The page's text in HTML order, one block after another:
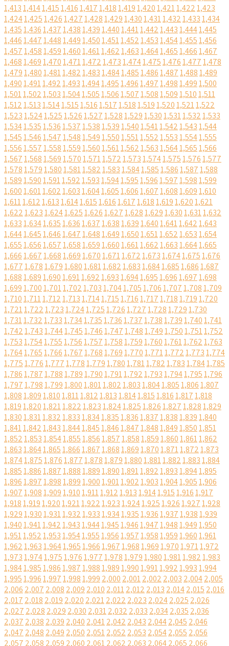
1,4131,4141,4151,4161,4171,4181,4191,4201,4211,4221,423
1,4241,4251,4261,4271,4281,4291,4301,4311,4321,4331,434
1,4351,4361,4371,4381,4391,4401,4411,4421,4431,4441,445
1,4461,4471,4481,4491,4501,4511,4521,4531,4541,4551,456
1,4571,4581,4591,4601,4611,4621,4631,4641,4651,4661,467
1,4681,4691,4701,4711,4721,4731,4741,4751,4761,4771,478
1,4791,4801,4811,4821,4831,4841,4851,4861,4871,4881,489
1,4901,4911,4921,4931,4941,4951,4961,4971,4981,4991,500
1,5011,5021,5031,5041,5051,5061,5071,5081,5091,5101,511
1,5121,5131,5141,5151,5161,5171,5181,5191,5201,5211,522
1,5231,5241,5251,5261,5271,5281,5291,5301,5311,5321,533
1,5341,5351,5361,5371,5381,5391,5401,5411,5421,5431,544
1,5451,5461,5471,5481,5491,5501,5511,5521,5531,5541,555
1,5561,5571,5581,5591,5601,5611,5621,5631,5641,5651,566
1,5671,5681,5691,5701,5711,5721,5731,5741,5751,5761,577
1,5781,5791,5801,5811,5821,5831,5841,5851,5861,5871,588
1,5891,5901,5911,5921,5931,5941,5951,5961,5971,5981,599
1,6001,6011,6021,6031,6041,6051,6061,6071,6081,6091,610
1,6111,6121,6131,6141,6151,6161,6171,6181,6191,6201,621
1,6221,6231,6241,6251,6261,6271,6281,6291,6301,6311,632
1,6331,6341,6351,6361,6371,6381,6391,6401,6411,6421,643
1,6441,6451,6461,6471,6481,6491,6501,6511,6521,6531,654
1,6551,6561,6571,6581,6591,6601,6611,6621,6631,6641,665
1,6661,6671,6681,6691,6701,6711,6721,6731,6741,6751,676
1,6771,6781,6791,6801,6811,6821,6831,6841,6851,6861,687
1,6881,6891,6901,6911,6921,6931,6941,6951,6961,6971,698
1,6991,7001,7011,7021,7031,7041,7051,7061,7071,7081,709
1,7101,7111,7121,7131,7141,7151,7161,7171,7181,7191,720
1,7211,7221,7231,7241,7251,7261,7271,7281,7291,730
1,7311,7321,7331,7341,7351,7361,7371,7381,7391,7401,741
1,7421,7431,7441,7451,7461,7471,7481,7491,7501,7511,752
1,7531,7541,7551,7561,7571,7581,7591,7601,7611,7621,763
1,7641,7651,7661,7671,7681,7691,7701,7711,7721,7731,774
1,7751,7761,7771,7781,7791,7801,7811,7821,7831,7841,785
1,7861,7871,7881,7891,7901,7911,7921,7931,7941,7951,796
1,7971,7981,7991,8001,8011,8021,8031,8041,8051,8061,807
1,8081,8091,8101,8111,8121,8131,8141,8151,8161,8171,818
1,8191,8201,8211,8221,8231,8241,8251,8261,8271,8281,829
1,8301,8311,8321,8331,8341,8351,8361,8371,8381,8391,840
1,8411,8421,8431,8441,8451,8461,8471,8481,8491,8501,851
1,8521,8531,8541,8551,8561,8571,8581,8591,8601,8611,862
1,8631,8641,8651,8661,8671,8681,8691,8701,8711,8721,873
1,8741,8751,8761,8771,8781,8791,8801,8811,8821,8831,884
1,8851,8861,8871,8881,8891,8901,8911,8921,8931,8941,895
1,8961,8971,8981,8991,9001,9011,9021,9031,9041,9051,906
1,9071,9081,9091,9101,9111,9121,9131,9141,9151,9161,917
1,9181,9191,9201,9211,9221,9231,9241,9251,9261,9271,928
1,9291,9301,9311,9321,9331,9341,9351,9361,9371,9381,939
1,9401,9411,9421,9431,9441,9451,9461,9471,9481,9491,950
1,9511,9521,9531,9541,9551,9561,9571,9581,9591,9601,961
1,9621,9631,9641,9651,9661,9671,9681,9691,9701,9711,972
1,9731,9741,9751,9761,9771,9781,9791,9801,9811,9821,983
1,9841,9851,9861,9871,9881,9891,9901,9911,9921,9931,994
1,9951,9961,9971,9981,999 2,000 2,0012,002 2,003 2,0042,005
2,006 2,007 2,008 2,009 2,010 2,0112,012 2,013 2,0142,015 2,016
2,017 2,018 2,019 2,020 2,0212,022 2,023 2,0242,025 2,026
2,027 2,028 2,029 2,030 2,0312,032 2,033 2,0342,035 2,036
2,037 2,038 2,039 2,040 2,0412,042 2,043 2,0442,045 2,046
2,047 2,048 2,049 2,050 2,0512,052 2,053 2,0542,055 2,056
2,057 2,058 2,059 2,060 2,0612,062 2,063 2,0642,065 2,066